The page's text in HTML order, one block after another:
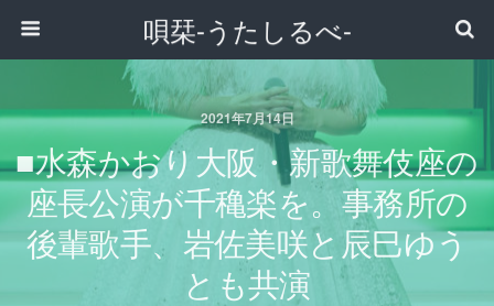
唄栞-うたしるべ-
2021年7月14日
■水森かおり大阪・新歌舞伎座の
座長公演が千穐楽を。事務所の
後輩歌手、岩佐美咲と辰巳ゆう
とも共演